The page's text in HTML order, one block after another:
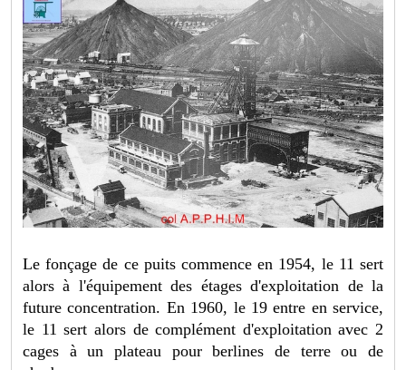
Le fonçage de ce puits commence en 1954, le 11 sert
alors à l'équipement des étages d'exploitation de la
future concentration. En 1960, le 19 entre en service,
le 11 sert alors de complément d'exploitation avec 2
cages à un plateau pour berlines de terre ou de